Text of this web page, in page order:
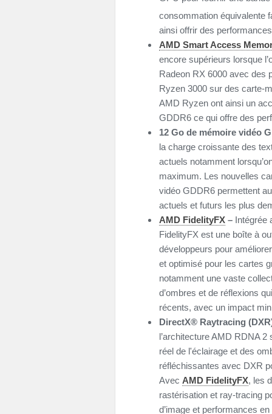
consommation équivalente
ainsi offrir des
AMD Smart Access
encore supérieurs lorsque
Radeon RX 6000 avec des
Ryzen 3000 sur des carte-
AMD Ryzen ont ainsi un
GDDR6 ce qui offre des
12 Go de mémoire vidéo
la charge croissante des
actuels notamment
maximum. Les nouvelles
vidéo GDDR6 permettent
actuels et futurs les plus
AMD FidelityFX – Intégrée
FidelityFX est une boîte à
développeurs pour
et optimisé pour les cartes
notamment une vaste
d’ombres et de réflexions
récents, avec un impact
DirectX® Raytracing
l’architecture AMD RDNA
réel de l'éclairage et des
réfléchissantes avec DXR
Avec AMD FidelityFX, les
rastérisation et ray-tracing
d’image et performances en